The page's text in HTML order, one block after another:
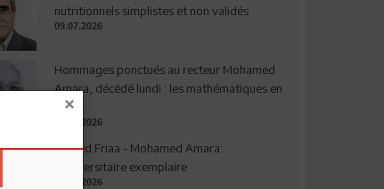
nutritionnels simplistes et non validés
09.07.2026
Hommages ponctués au recteur Mohamed
Amara, décédé lundi : les mathématiques en
deuil
03.08.2026
Ahmed Friaa - Mohamed Amara:
l’Universitaire exemplaire
04.08.2026